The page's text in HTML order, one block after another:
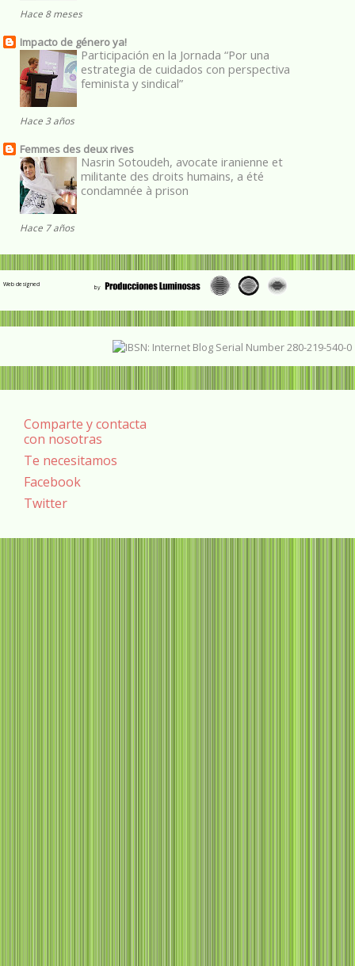
Hace 8 meses
Impacto de género ya!
Participación en la Jornada “Por una
estrategia de cuidados con perspectiva
feminista y sindical”
Hace 3 años
Femmes des deux rives
Nasrin Sotoudeh, avocate iranienne et
militante des droits humains, a été
condamnée à prison
Hace 7 años
Web designed
Comparte y contacta
con nosotras
Te necesitamos
Facebook
Twitter